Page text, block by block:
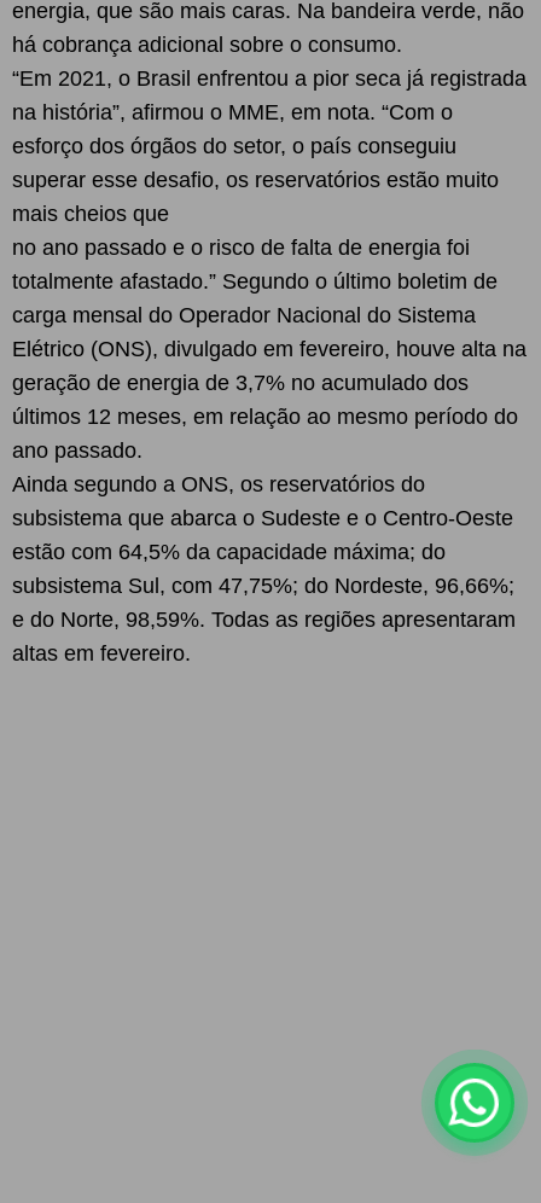
energia, que são mais caras. Na bandeira verde, não
há cobrança adicional sobre o consumo.
“Em 2021, o Brasil enfrentou a pior seca já registrada
na história”, afirmou o MME, em nota. “Com o
esforço dos órgãos do setor, o país conseguiu
superar esse desafio, os reservatórios estão muito
mais cheios que
no ano passado e o risco de falta de energia foi
totalmente afastado.” Segundo o último boletim de
carga mensal do Operador Nacional do Sistema
Elétrico (ONS), divulgado em fevereiro, houve alta na
geração de energia de 3,7% no acumulado dos
últimos 12 meses, em relação ao mesmo período do
ano passado.
Ainda segundo a ONS, os reservatórios do
subsistema que abarca o Sudeste e o Centro-Oeste
estão com 64,5% da capacidade máxima; do
subsistema Sul, com 47,75%; do Nordeste, 96,66%;
e do Norte, 98,59%. Todas as regiões apresentaram
altas em fevereiro.